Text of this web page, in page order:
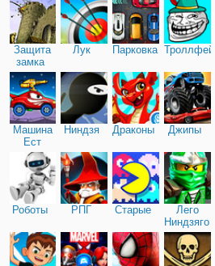
Защита
замка
Лук Парковка Троллфейс
Машина
Ест
Машину
Ниндзя Драконы Джипы
Роботы РПГ Старые
Лего
Ниндзяго